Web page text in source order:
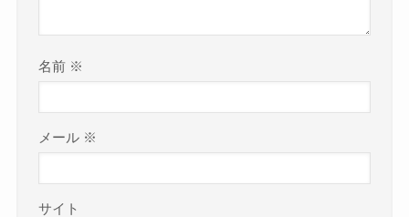
名前 ※
メール ※
サイト